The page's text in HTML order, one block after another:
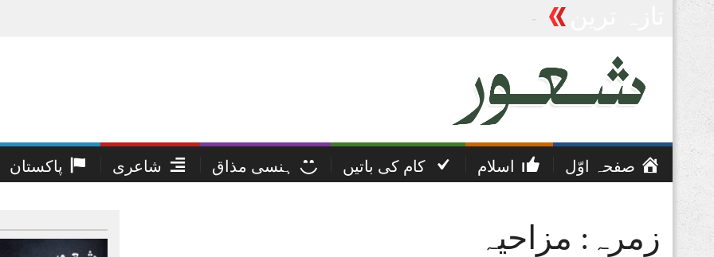
پریشانی اور غم کی دعا
صفحہ اوّل اسلام کام کی باتیں ہنسی مذاق شاعری پاکستان
زمرہ: مزاحیہ